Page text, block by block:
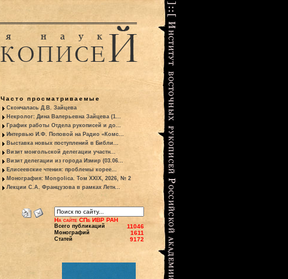
Часто просматриваемые
Скончалась Д.В. Зайцева
Некролог: Дина Валерьевна Зайцева (1...
График работы Отдела рукописей и до...
Интервью И.Ф. Поповой на Радио «Комс...
Выставка новых поступлений в Библи...
Визит монгольской делегации участн...
Визит делегации из города Измир (03.06...
Елисеевские чтения: проблемы корее...
Монография: Mongolica. Том XXIX, 2026, № 2
Лекции С.А. Французова в рамках Летн...
На сайте СПб ИВР РАН
Всего публикаций 11046
Монографий 1611
Статей 9172